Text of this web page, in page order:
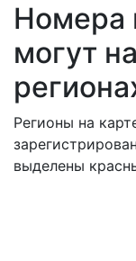
Номера
могут
Регионы на
выделены